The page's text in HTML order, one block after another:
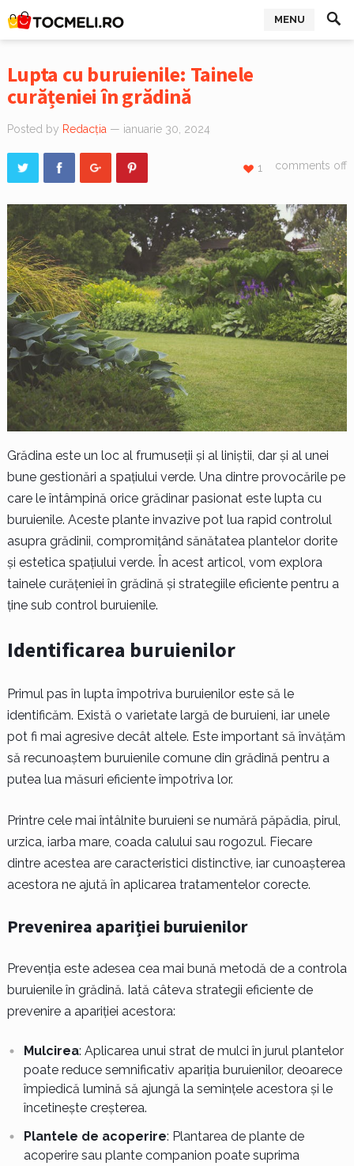
MENU
Lupta cu buruienile: Tainele
curățeniei în grădină
Posted by Redacția — ianuarie 30, 2024
comments off
1
Grădina este un loc al frumuseții și al liniștii, dar și al unei
bune gestionări a spațiului verde. Una dintre provocările pe
care le întâmpină orice grădinar pasionat este lupta cu
buruienile. Aceste plante invazive pot lua rapid controlul
asupra grădinii, compromițând sănătatea plantelor dorite
și estetica spațiului verde. În acest articol, vom explora
tainele curățeniei în grădină și strategiile eficiente pentru a
ține sub control buruienile.
Identificarea buruienilor
Primul pas în lupta împotriva buruienilor este să le
identificăm. Există o varietate largă de buruieni, iar unele
pot fi mai agresive decât altele. Este important să învățăm
să recunoaștem buruienile comune din grădină pentru a
putea lua măsuri eficiente împotriva lor.
Printre cele mai întâlnite buruieni se numără păpădia, pirul,
urzica, iarba mare, coada calului sau rogozul. Fiecare
dintre acestea are caracteristici distinctive, iar cunoașterea
acestora ne ajută în aplicarea tratamentelor corecte.
Prevenirea apariției buruienilor
Prevenția este adesea cea mai bună metodă de a controla
buruienile în grădină. Iată câteva strategii eficiente de
prevenire a apariției acestora:
Mulcirea: Aplicarea unui strat de mulci în jurul plantelor
poate reduce semnificativ apariția buruienilor, deoarece
împiedică lumină să ajungă la semințele acestora și le
încetinește creșterea.
Plantele de acoperire: Plantarea de plante de
acoperire sau plante companion poate suprima